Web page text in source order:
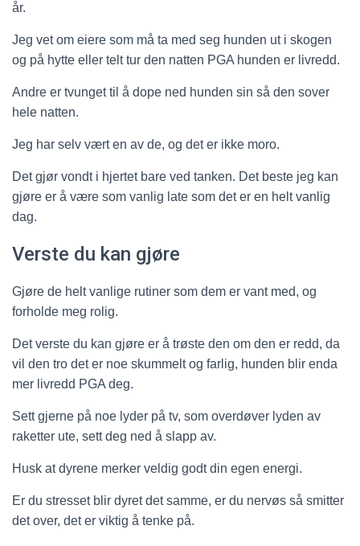
år.
Jeg vet om eiere som må ta med seg hunden ut i skogen
og på hytte eller telt tur den natten PGA hunden er livredd.
Andre er tvunget til å dope ned hunden sin så den sover
hele natten.
Jeg har selv vært en av de, og det er ikke moro.
Det gjør vondt i hjertet bare ved tanken. Det beste jeg kan
gjøre er å være som vanlig late som det er en helt vanlig
dag.
Verste du kan gjøre
Gjøre de helt vanlige rutiner som dem er vant med, og
forholde meg rolig.
Det verste du kan gjøre er å trøste den om den er redd, da
vil den tro det er noe skummelt og farlig, hunden blir enda
mer livredd PGA deg.
Sett gjerne på noe lyder på tv, som overdøver lyden av
raketter ute, sett deg ned å slapp av.
Husk at dyrene merker veldig godt din egen energi.
Er du stresset blir dyret det samme, er du nervøs så smitter
det over, det er viktig å tenke på.